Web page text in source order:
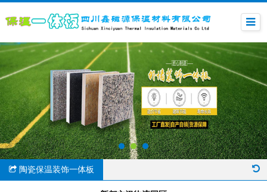
陶瓷保温装饰一体板